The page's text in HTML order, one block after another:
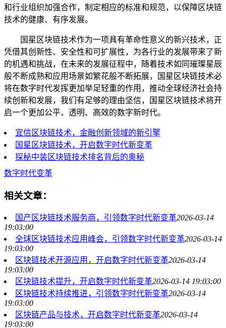
和行业组织加强合作，制定相应的标准和规范，以保障区块链
技术的健康、有序发展。
国星区块链技术作为一项具有革命性意义的新兴技术，正
凭借其创新性、安全性和可扩展性，为各行业的发展带来了新
的机遇和挑战，在未来的发展征程中，随着技术如同璀璨星辰
般不断成熟和应用场景如繁花般不断拓展，国星区块链技术必
将在数字时代发挥更加举足轻重的作用，推动全球经济社会持
续创新和发展，我们有足够的理由坚信，国星区块链技术将开
启一个更加公平、透明、高效的数字新时代。
宜信区块链技术，金融创新领域的新引擎
国星区块链技术，开启数字时代新变革
探秘中装区块链技术排名背后的奥秘
数字时代变革
相关文章：
国产区块链技术服务商，引领数字时代新变革2026-03-14
19:03:00
全球区块链技术应用峰会，引领数字时代新变革2026-03-14
19:03:00
区块链技术开源应用，开启数字时代新变革2026-03-14
19:03:00
区块链技术提升，开启数字时代新变革2026-03-14 19:03:00
区块链技术持续推进，引领数字时代新变革2026-03-14
19:03:00
区块链产品与技术，开启数字时代新变革2026-03-14
19:03:00